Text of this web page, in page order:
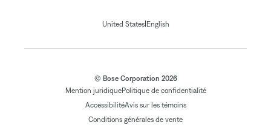
United States|English
© Bose Corporation 2026
Mention juridiquePolitique de confidentialité
AccessibilitéAvis sur les témoins
Conditions générales de vente